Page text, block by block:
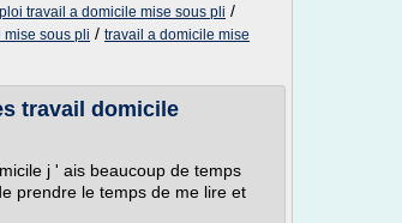
travail a domicile mise sous pli /
sous pli / travail a domicile mise
travail domicile
j ' ais beaucoup de temps
prendre le temps de me lire et